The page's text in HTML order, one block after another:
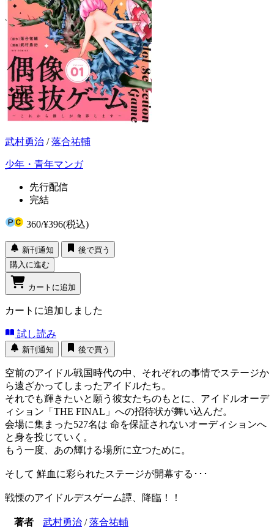
武村勇治 /落合祐輔
少年・青年マンガ
先行配信
完結
360/¥396(税込)
新刊通知
後で買う
購入に進む
カートに追加
カートに追加しました
試し読み
新刊通知 後で買う
空前のアイドル戦国時代の中、それぞれの事情でステージか
ら遠ざかってしまったアイドルたち。
それでも輝きたいと願う彼女たちのもとに、アイドルオーデ
ィション「THE FINAL」への招待状が舞い込んだ。
会場に集まった527名は 命を保証されないオーディションへ
と身を投じていく。
もう一度、あの輝ける場所に立つために。
そして 鮮血に彩られたステージが開幕する･･･
戦慄のアイドルデスゲーム譚、降臨！！
著者 武村勇治 /落合祐輔